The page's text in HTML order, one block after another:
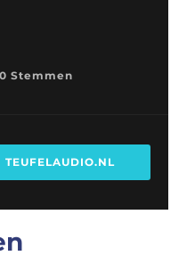
0 Stemmen
TEUFELAUDIO.NL